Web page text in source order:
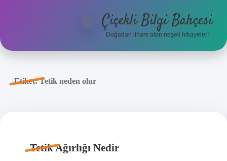
Anasayfa
menüyüÇiçekli Bilgi Bahçesi
Doğadan ilham alan neşeli hikayeler!
Etiket:Tetik neden olur
Tetik Ağırlığı Nedir